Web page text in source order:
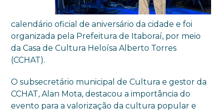
calendário oficial de aniversário da cidade e foi
organizada pela Prefeitura de Itaboraí, por meio
da Casa de Cultura Heloísa Alberto Torres
(CCHAT).
O subsecretário municipal de Cultura e gestor da
CCHAT, Alan Mota, destacou a importância do
evento para a valorização da cultura popular e